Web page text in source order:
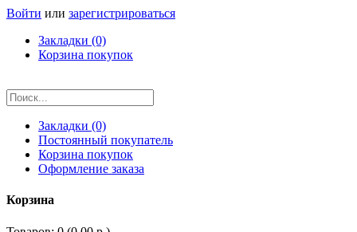
Войти или зарегистрироваться
Закладки (0)
Корзина покупок
Закладки (0)
Постоянный покупатель
Корзина покупок
Оформление заказа
Корзина